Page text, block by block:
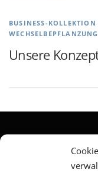
BUSINESS-KOLLEKTION
Unsere
Rechtliche